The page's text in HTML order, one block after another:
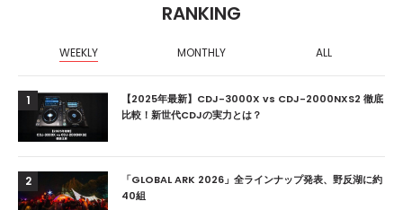
RANKING
WEEKLY MONTHLY ALL
1
【2025年最新】CDJ-3000X vs CDJ-2000NXS2 徹底
比較！新世代CDJの実力とは？
2
「GLOBAL ARK 2026」全ラインナップ発表、野反湖に約
40組